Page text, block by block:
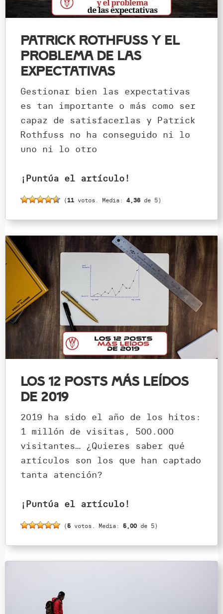
Patrick Rothfuss y el
problema de las
expectativas
Gestionar bien las expectativas
es tan importante o más como ser
capaz de satisfacerlas y Patrick
Rothfuss no ha conseguido ni lo
uno ni lo otro
¡Puntúa el artículo!
(11 votos. Media: 4,36 de 5)
Los 12 posts más leídos
de 2019
2019 ha sido el año de los hitos:
1 millón de visitas, 500.000
visitantes… ¿Quieres saber qué
artículos son los que han captado
tanta atención?
¡Puntúa el artículo!
(5 votos. Media: 5,00 de 5)